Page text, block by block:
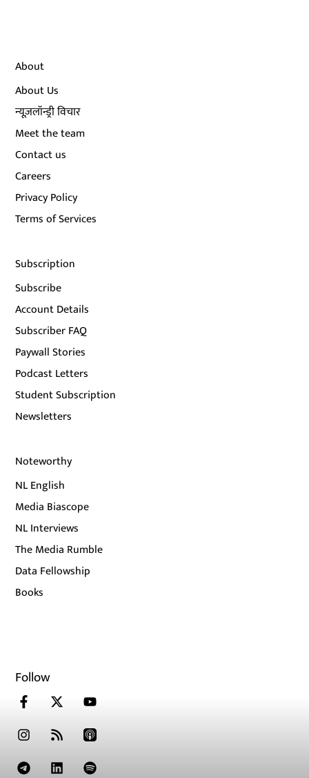
About
About Us
न्यूज़लॉन्ड्री विचार
Meet the team
Contact us
Careers
Privacy Policy
Terms of Services
Subscription
Subscribe
Account Details
Subscriber FAQ
Paywall Stories
Podcast Letters
Student Subscription
Newsletters
Noteworthy
NL English
Media Biascope
NL Interviews
The Media Rumble
Data Fellowship
Books
Follow